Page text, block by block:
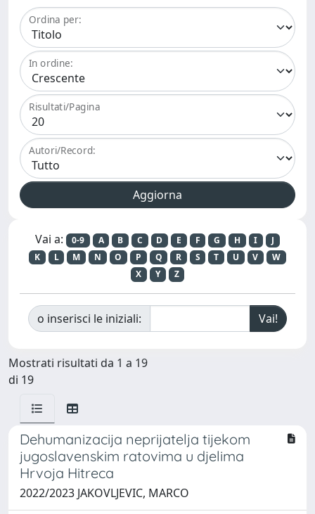
Ordina per:
In ordine:
Risultati/Pagina
Autori/Record:
Vai a: 0-9 A B C D E F G H I
J
K
L M N O P Q R S T U V
W
X
Y Z
o inserisci le iniziali:
Mostrati risultati da 1 a 19
di 19
Dehumanizacija neprijatelja tijekom
jugoslavenskim ratovima u djelima
Hrvoja Hitreca
2022/2023 JAKOVLJEVIC, MARCO